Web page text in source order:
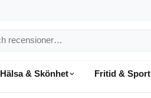
Hälsa & Skönhet Fritid & Sport